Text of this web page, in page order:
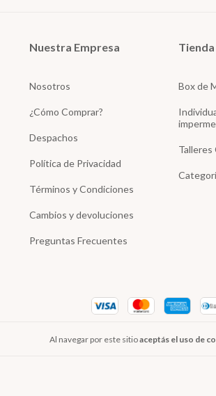
Al navegar por este sitioaceptás el uso de
Nuestra Empresa
Nosotros
¿Cómo Comprar?
Despachos
Política de Privacidad
Términos y Condiciones
Cambios y devoluciones
Preguntas Frecuentes
Tienda
Box de
Talleres